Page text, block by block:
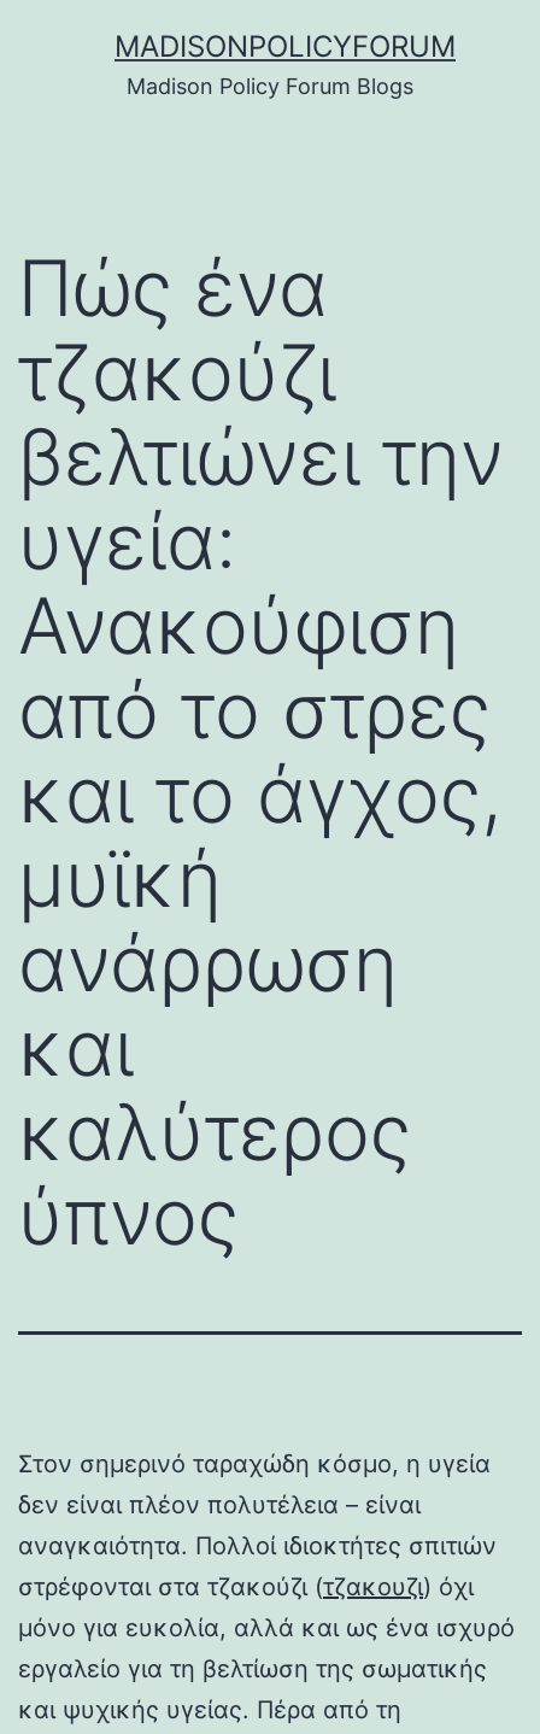
MADISONPOLICYFORUM
Madison Policy Forum Blogs
Πώς ένα
τζακούζι
βελτιώνει την
υγεία:
Ανακούφιση
από το στρες
και το άγχος,
μυϊκή
ανάρρωση
και
καλύτερος
ύπνος
Στον σημερινό ταραχώδη κόσμο, η υγεία
δεν είναι πλέον πολυτέλεια – είναι
αναγκαιότητα. Πολλοί ιδιοκτήτες σπιτιών
στρέφονται στα τζακούζι (τζακουζι) όχι
μόνο για ευκολία, αλλά και ως ένα ισχυρό
εργαλείο για τη βελτίωση της σωματικής
και ψυχικής υγείας. Πέρα από τη